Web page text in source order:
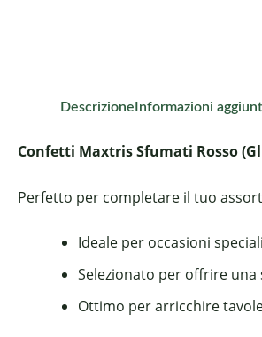
Descrizione Informazioni
Confetti Maxtris Sfumati Rosso
Perfetto per completare il tuo
Ideale per occasioni
Selezionato per offrire una
Ottimo per arricchire